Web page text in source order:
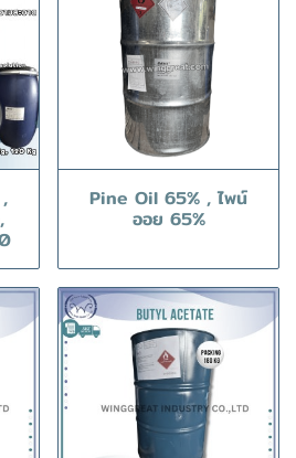
Pine Oil 65% , ไพน์
ออย 65%